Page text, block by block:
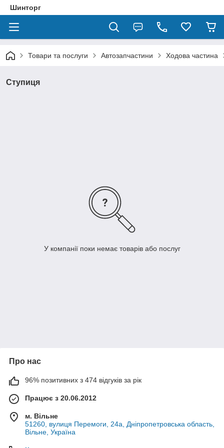
Шинторг
Товари та послуги Автозапчастини Ходова частина
Ступиця
У компанії поки немає товарів або послуг
Про нас
96% позитивних з 474 відгуків за рік
Працює з 20.06.2012
м. Вільне
51260, вулиця Перемоги, 24а, Дніпропетровська область,
Вільне, Україна